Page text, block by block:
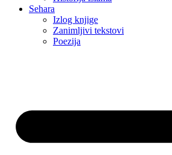
Sehara
Izlog knjige
Zanimljivi tekstovi
Poezija